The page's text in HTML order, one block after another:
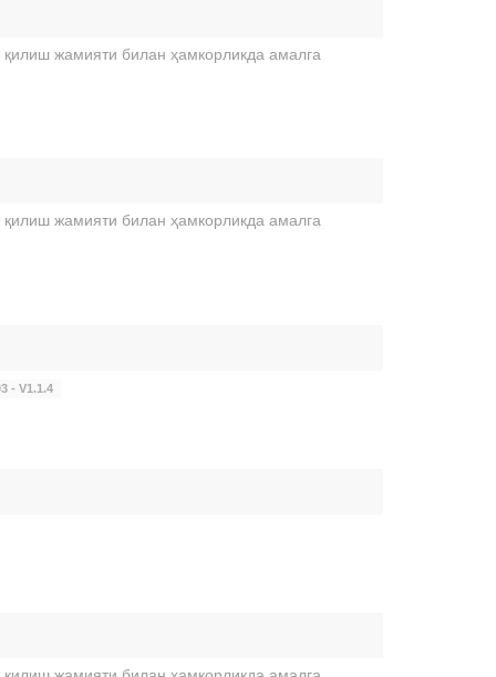
жамияти билан ҳамкорликда амалга
жамияти билан ҳамкорликда амалга
- V1.1.4